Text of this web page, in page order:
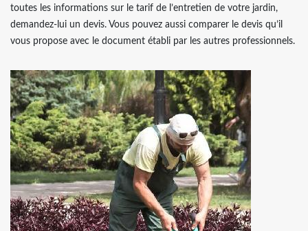
toutes les informations sur le tarif de l’entretien de votre jardin,
demandez-lui un devis. Vous pouvez aussi comparer le devis qu’il
vous propose avec le document établi par les autres professionnels.